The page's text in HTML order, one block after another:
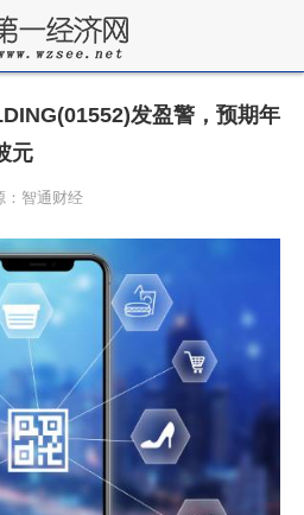
发盈警，预期年
元
：智通财经